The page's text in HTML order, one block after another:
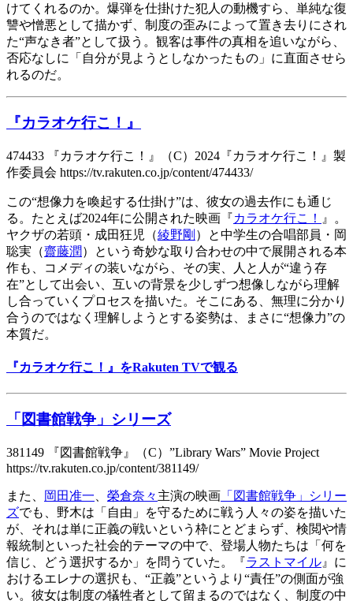
けてくれるのか。爆弾を仕掛けた犯人の動機すら、単純な復
讐や憎悪として描かず、制度の歪みによって置き去りにされ
た“声なき者”として扱う。観客は事件の真相を追いながら、
否応なしに「自分が見ようとしなかったもの」に直面させら
れるのだ。
『カラオケ行こ！』
474433 『カラオケ行こ！』（C）2024『カラオケ行こ！』製
作委員会 https://tv.rakuten.co.jp/content/474433/
この“想像力を喚起する仕掛け”は、彼女の過去作にも通じ
る。たとえば2024年に公開された映画『カラオケ行こ！
』。
ヤクザの若頭・成田狂児（綾野剛 ）と中学生の合唱部員・岡
聡実（齋藤潤）という奇妙な取り合わせの中で展開される本
作も、コメディの装いながら、その実、人と人が“違う存
在”として出会い、互いの背景を少しずつ想像しながら理解
し合っていくプロセスを描いた。そこにある、無理に分かり
合うのではなく理解しようとする姿勢は、まさに“想像力”の
本質だ。
『カラオケ行こ！』をRakuten TVで観る
「図書館戦争」シリーズ
381149 『図書館戦争』（C）”Library Wars” Movie Project
https://tv.rakuten.co.jp/content/381149/
また、 岡田准一 榮倉奈々 主演の映画 「図書館戦争」シリー
ズでも、野木は「自由」を守るために戦う人々の姿を描いた
が、それは単に正義の戦いという枠にとどまらず、検閲や情
報統制といった社会的テーマの中で、登場人物たちは「何を
信じ、どう選択するか」を問うていた。『ラストマイル 』に
おけるエレナの選択も、“正義”というより“責任”の側面が強
い。彼女は制度の犠牲者として留まるのではなく、制度の中